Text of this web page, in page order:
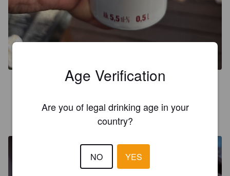
MIC A
Age Verification
Are you of legal drinking age in your
country?
NO YES